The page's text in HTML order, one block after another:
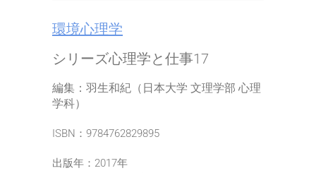
環境心理学
シリーズ心理学と仕事17
編集：羽生和紀（日本大学 文理学部 心理
学科）
ISBN：9784762829895
出版年：2017年